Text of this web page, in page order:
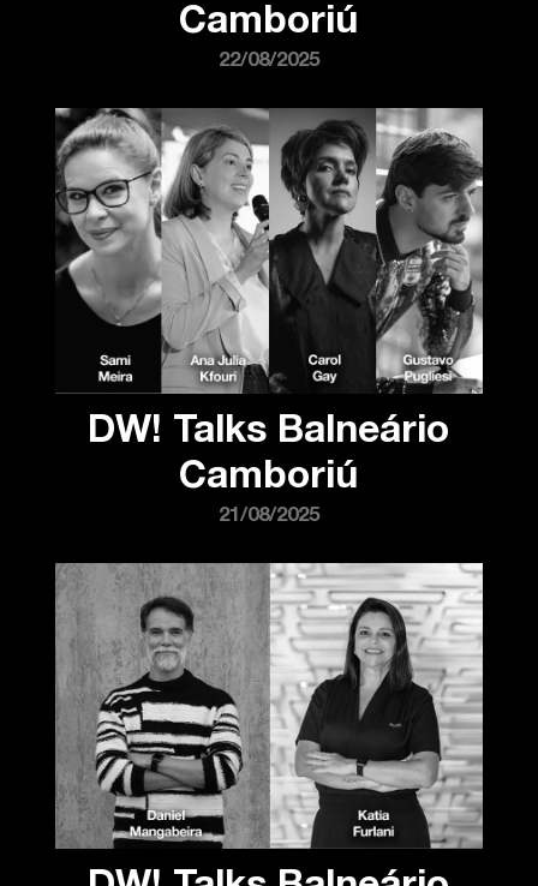
Camboriú
22/08/2025
DW! Talks Balneário
Camboriú
21/08/2025